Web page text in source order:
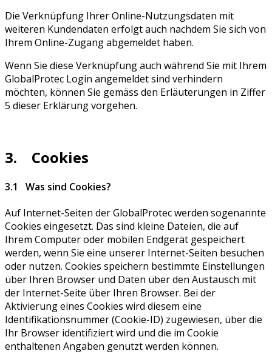
Die Verknüpfung Ihrer Online-Nutzungsdaten mit
weiteren Kundendaten erfolgt auch nachdem Sie sich von
Ihrem Online-Zugang abgemeldet haben.
Wenn Sie diese Verknüpfung auch während Sie mit Ihrem
GlobalProtec Login angemeldet sind verhindern
möchten, können Sie gemäss den Erläuterungen in Ziffer
5 dieser Erklärung vorgehen.
3. Cookies
3.1 Was sind Cookies?
Auf Internet-Seiten der GlobalProtec werden sogenannte
Cookies eingesetzt. Das sind kleine Dateien, die auf
Ihrem Computer oder mobilen Endgerät gespeichert
werden, wenn Sie eine unserer Internet-Seiten besuchen
oder nutzen. Cookies speichern bestimmte Einstellungen
über Ihren Browser und Daten über den Austausch mit
der Internet-Seite über Ihren Browser. Bei der
Aktivierung eines Cookies wird diesem eine
Identifikationsnummer (Cookie-ID) zugewiesen, über die
Ihr Browser identifiziert wird und die im Cookie
enthaltenen Angaben genutzt werden können.